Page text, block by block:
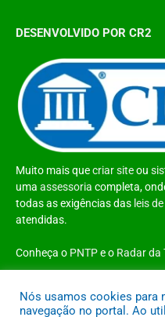
DESENVOLVIDO POR CR2
Muito mais quecriar siteou
uma assessoria completa,
todas as exigências das leis
atendidas.
Conheça o PNTPe o Radar da
Nós usamos cookies para
navegação no portal. Ao